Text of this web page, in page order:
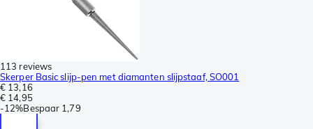
113 reviews
Skerper Basic slijp-pen met diamanten slijpstaaf, SO001
€ 13,16
€ 14,95
-12%Bespaar 1,79